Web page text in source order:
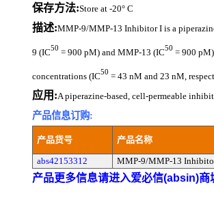
保存方法:Store at -20° C
描述:MMP-9/MMP-13 Inhibitor I is a
9 (IC50 = 900 pM) and MMP-13 (IC50 = 900
concentrations (IC50 = 43 nM and 23 nM,
应用:A piperazine-based, cell-permeable
产品信息订购:
产品货号 产品名称
abs42153312 MMP-9/MMP-13
产品更多信息请进入爱必信(absin)商